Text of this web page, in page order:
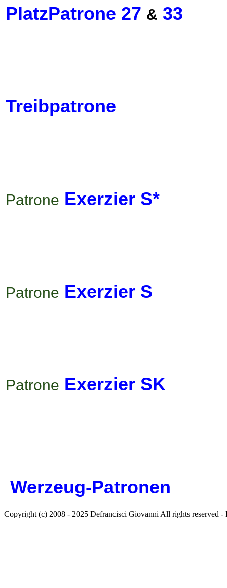
PlatzPatrone 27 & 33
Treibpatrone
Patrone Exerzier S*
Patrone Exerzier S
Patrone Exerzier SK
Werzeug-Patronen
Copyright (c) 2008 - 2025 Defrancisci Giovanni All rights reserved